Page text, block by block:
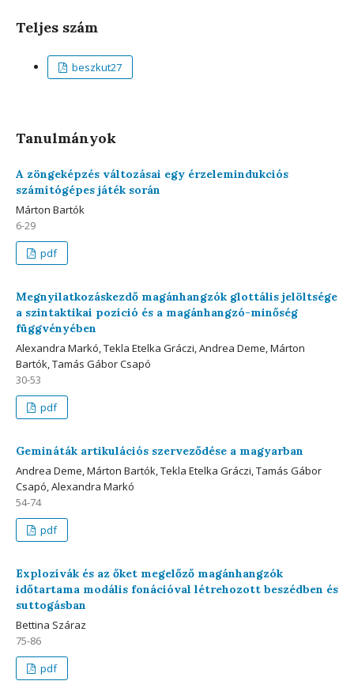
Teljes szám
beszkut27
Tanulmányok
A zöngeképzés változásai egy érzelemindukciós
számítógépes játék során
Márton Bartók
6-29
pdf
Megnyilatkozáskezdő magánhangzók glottális jelöltsége
a szintaktikai pozíció és a magánhangzó-minőség
függvényében
Alexandra Markó, Tekla Etelka Gráczi, Andrea Deme, Márton
Bartók, Tamás Gábor Csapó
30-53
pdf
Gemináták artikulációs szerveződése a magyarban
Andrea Deme, Márton Bartók, Tekla Etelka Gráczi, Tamás Gábor
Csapó, Alexandra Markó
54-74
pdf
Explozívák és az őket megelőző magánhangzók
időtartama modális fonációval létrehozott beszédben és
suttogásban
Bettina Száraz
75-86
pdf